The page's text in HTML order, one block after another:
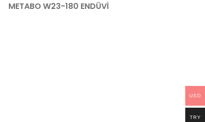
METABO W23-180 ENDÜVİ
USD
TRY